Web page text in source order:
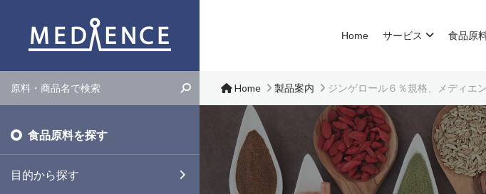
Home サービス 食品原
食品原料を探す
目的から探す
Home 製品案内 ジンゲロール６％規格、メディエ